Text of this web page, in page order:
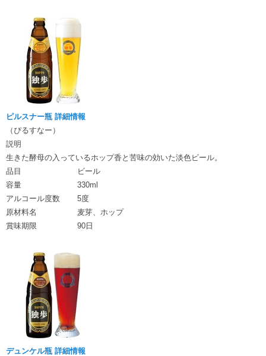
ピルスナー瓶 詳細情報
（ぴるすなー）
説明
生きた酵母の入っているホップ香と苦味の効いた淡色ビール。
品目
ビール
容量
330ml
アルコール度数
5度
原材料名
麦芽、ホップ
賞味期限
90日
デュンケル瓶 詳細情報